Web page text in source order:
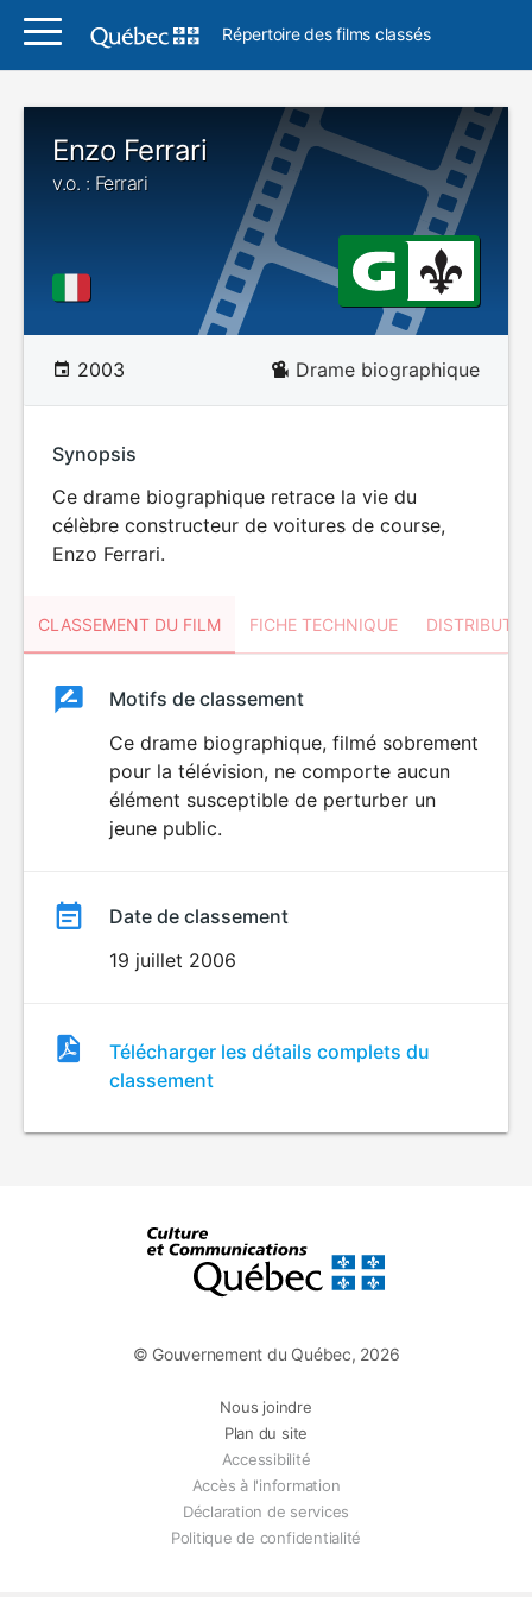
Répertoire des films classés
Enzo Ferrari
v.o. : Ferrari
2003 Drame biographique
Synopsis
Ce drame biographique retrace la vie du
célèbre constructeur de voitures de course,
Enzo Ferrari.
CLASSEMENT DU FILM FICHE TECHNIQUE
ClassementClassement
Motifs de classement
Ce drame biographique, filmé sobrement
pour la télévision, ne comporte aucun
élément susceptible de perturber un
jeune public.
Date de classement
19 juillet 2006
Fichier
de
classement
Télécharger les détails complets du
classement
© Gouvernement du Québec, 2026
Nous joindre
Plan du site
Accessibilité
Accès à l'information
Déclaration de services
Politique de confidentialité